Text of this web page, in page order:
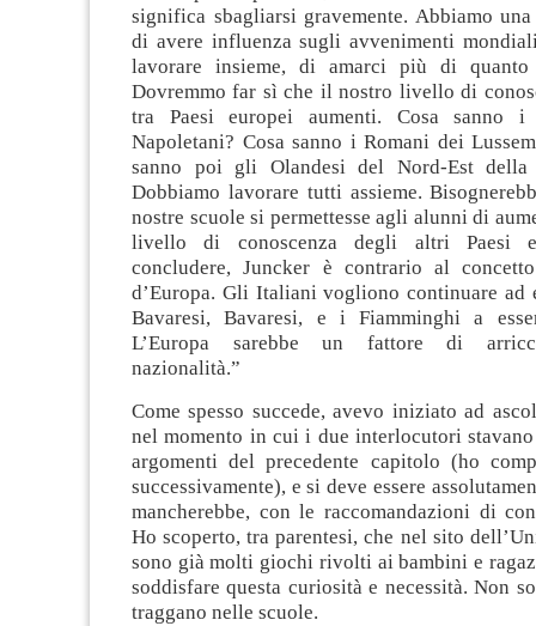
significa sbagliarsi gravemente. Abbiamo
di avere influenza sugli avvenimenti
lavorare insieme, di amarci più di quanto
Dovremmo far sì che il nostro livello di
tra Paesi europei aumenti. Cosa sanno i
Napoletani? Cosa sanno i Romani dei
sanno poi gli Olandesi del Nord-Est della
Dobbiamo lavorare tutti assieme.
nostre scuole si permettesse agli alunni di
livello di conoscenza degli altri Paesi
concludere, Juncker è contrario al
d’Europa. Gli Italiani vogliono continuare ad
Bavaresi, Bavaresi, e i Fiamminghi a
L’Europa sarebbe un fattore di
nazionalità.”
Come spesso succede, avevo iniziato ad
nel momento in cui i due interlocutori
argomenti del precedente capitolo (ho
successivamente), e si deve essere
mancherebbe, con le raccomandazioni di
Ho scoperto, tra parentesi, che nel sito
sono già molti giochi rivolti ai bambini e
soddisfare questa curiosità e necessità. Non
traggano nelle scuole.